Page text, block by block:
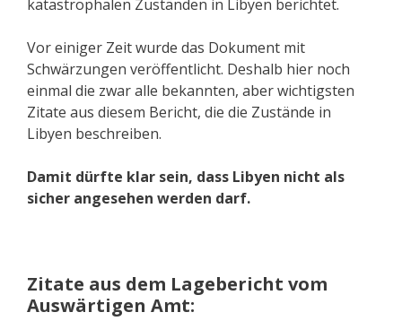
katastrophalen Zuständen in Libyen berichtet.
Vor einiger Zeit wurde das Dokument mit
Schwärzungen veröffentlicht. Deshalb hier noch
einmal die zwar alle bekannten, aber wichtigsten
Zitate aus diesem Bericht, die die Zustände in
Libyen beschreiben.
Damit dürfte klar sein, dass Libyen nicht als
sicher angesehen werden darf.
Zitate aus dem Lagebericht vom
Auswärtigen Amt: